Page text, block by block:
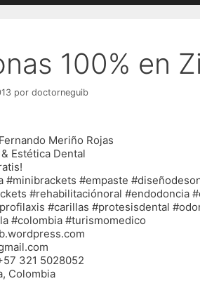
100% en
por doctorneguib
Meriño Rojas
Estética Dental
#minibrackets #empaste
#rehabilitaciónoral #endodoncia
#carillas #protesisdental
#colombia #turismomedico
321 5028052
Colombia